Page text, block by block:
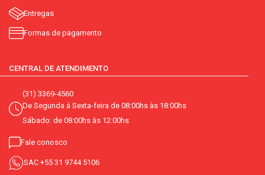
Entregas
Formas de pagamento
CENTRAL DE ATENDIMENTO
(31) 3369-4560
De Segunda á Sexta-feira de 08:00hs às 18:00hs
Sábado: de 08:00hs às 12:00hs
Fale conosco
SAC +55 31 9744 5106